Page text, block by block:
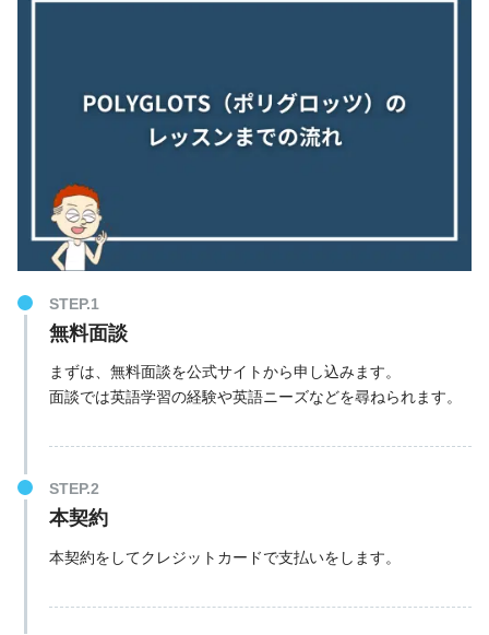
無料面談
まずは、無料面談を公式サイトから申し込みます。
面談では英語学習の経験や英語ニーズなどを尋ねられます。
本契約
本契約をしてクレジットカードで支払いをします。